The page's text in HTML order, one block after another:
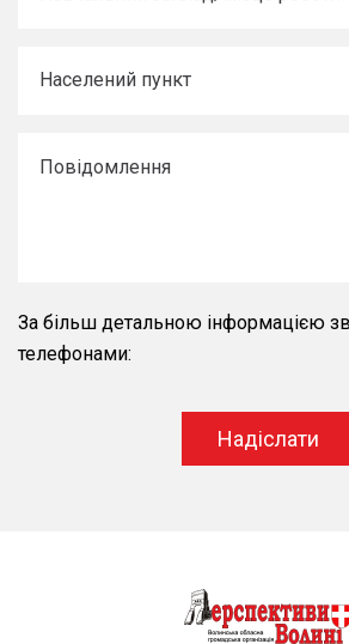
За більш детальною інформацією
телефонами:
Надіслати